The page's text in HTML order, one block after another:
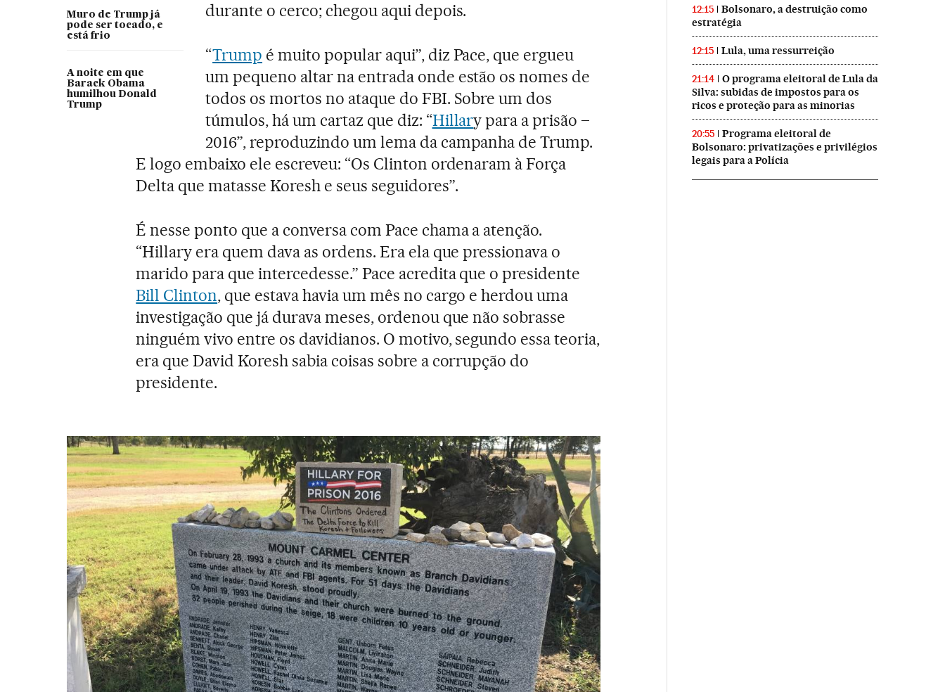
Muro de Trump já
pode ser tocado, e
está frio
A noite em que
Barack Obama
humilhou Donald
Trump
durante o cerco; chegou aqui depois.
“Trump é muito popular aqui”, diz Pace, que ergueu
um pequeno altar na entrada onde estão os nomes de
todos os mortos no ataque do FBI. Sobre um dos
túmulos, há um cartaz que diz: “Hillary para a prisão –
2016”, reproduzindo um lema da campanha de Trump.
E logo embaixo ele escreveu: “Os Clinton ordenaram à Força
Delta que matasse Koresh e seus seguidores”.
É nesse ponto que a conversa com Pace chama a atenção.
“Hillary era quem dava as ordens. Era ela que pressionava o
marido para que intercedesse.” Pace acredita que o presidente
Bill Clinton, que estava havia um mês no cargo e herdou uma
investigação que já durava meses, ordenou que não sobrasse
ninguém vivo entre os davidianos. O motivo, segundo essa teoria,
era que David Koresh sabia coisas sobre a corrupção do
presidente.
12:15
Bolsonaro, a destruição como
estratégia
12:15 Lula, uma ressurreição
21:14
O programa eleitoral de Lula da
Silva: subidas de impostos para os
ricos e proteção para as minorias
20:55
Programa eleitoral de
Bolsonaro: privatizações e privilégios
legais para a Polícia